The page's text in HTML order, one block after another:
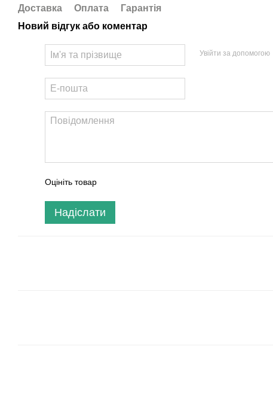
Доставка Оплата
Гарантія
Новий відгук або коментар
Увійти за допомогою
Оцініть товар
Надіслати